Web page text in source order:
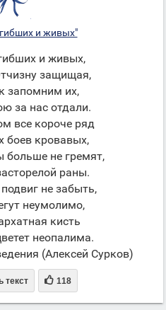
и живых"
и живых,
защищая,
запомним их,
за нас отдали.
все короче ряд
боев кровавых,
больше не гремят,
раны.
не забыть,
неумолимо,
кисть
неопалима.
(Алексей Сурков)
текст  118